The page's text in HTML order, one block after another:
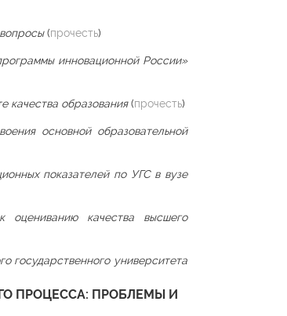
(прочесть)
инновационной России»
качества образования(прочесть)
основной образовательной
показателей по УГС в вузе
качества высшего
государственного университета
ПРОЦЕССА: ПРОБЛЕМЫ И